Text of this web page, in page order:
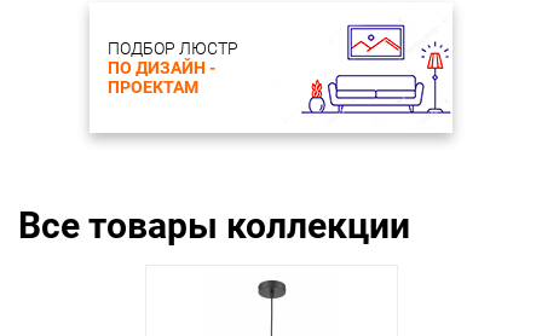
ПОДБОР ЛЮСТР
ПО ДИЗАЙН -
ПРОЕКТАМ
Все товары коллекции